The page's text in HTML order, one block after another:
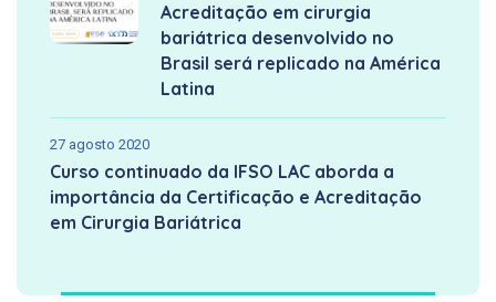
Acreditação em cirurgia
bariátrica desenvolvido no
Brasil será replicado na América
Latina
27 agosto 2020
Curso continuado da IFSO LAC aborda a
importância da Certificação e Acreditação
em Cirurgia Bariátrica